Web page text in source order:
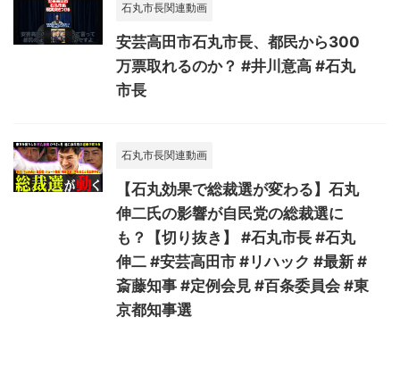
石丸市長関連動画
安芸高田市石丸市長、都民から300
万票取れるのか？ #井川意高 #石丸
市長
石丸市長関連動画
【石丸効果で総裁選が変わる】石丸
伸二氏の影響が自民党の総裁選に
も？【切り抜き】 #石丸市長 #石丸
伸二 #安芸高田市 #リハック #最新 #
斎藤知事 #定例会見 #百条委員会 #東
京都知事選